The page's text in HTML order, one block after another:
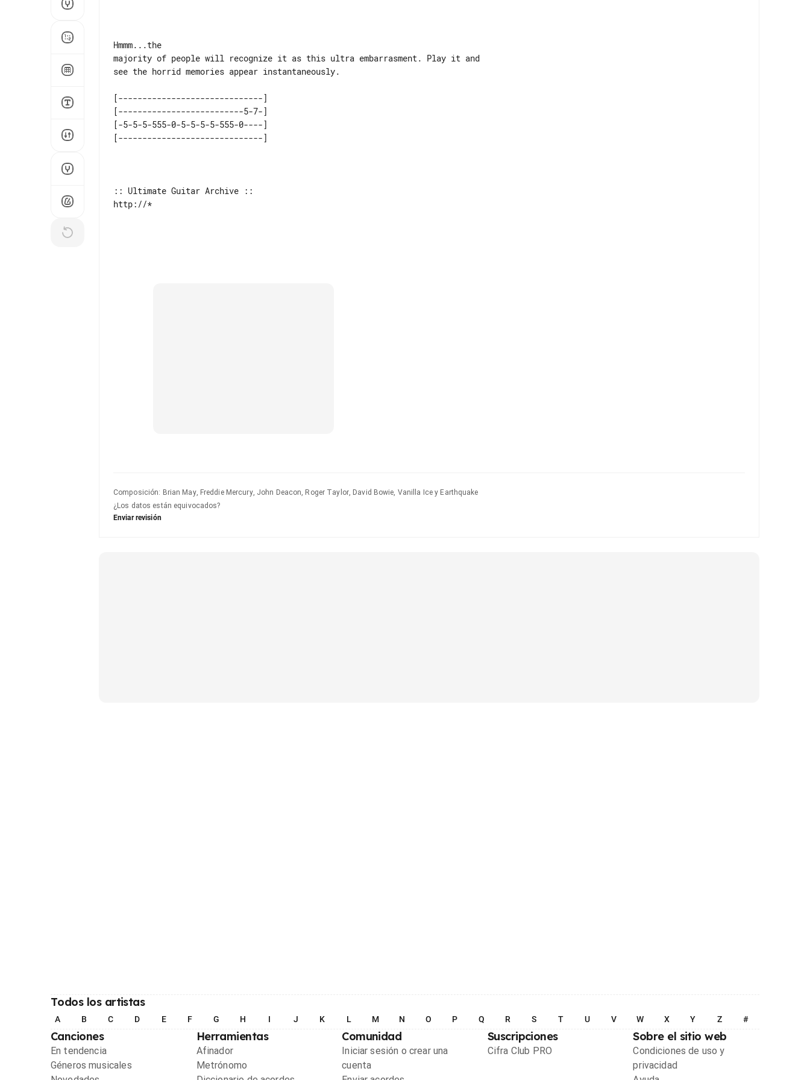
Hmmm...the
majority of people will recognize it as this ultra embarrasment. Play it and
see the horrid memories appear instantaneously.
[------------------------------]
[--------------------------5-7-]
[-5-5-5-555-0-5-5-5-5-555-0----]
[------------------------------]
:: Ultimate Guitar Archive ::
http://*
Composición: Brian May, Freddie Mercury, John Deacon, Roger Taylor, David Bowie, Vanilla Ice y Earthquake
¿Los datos están equivocados?
Enviar revisión
Todos los artistas
A B C D E F G H I J K L M N O P Q R S T U V W X Y Z #
Canciones
En tendencia
Géneros musicales
Herramientas
Afinador
Metrónomo
Comunidad
Iniciar sesión o crear una
cuenta
Suscripciones
Cifra Club PRO
Sobre el sitio web
Condiciones de uso y
privacidad